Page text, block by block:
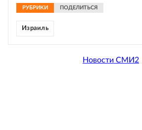
РУБРИКИ ПОДЕЛИТЬСЯ
Израиль
Новости СМИ2